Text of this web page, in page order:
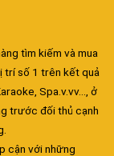
tìm kiếm và mua
trí số 1 trên kết quả
Spa.v.vv..., ở
trước đối thủ cạnh
cận với những